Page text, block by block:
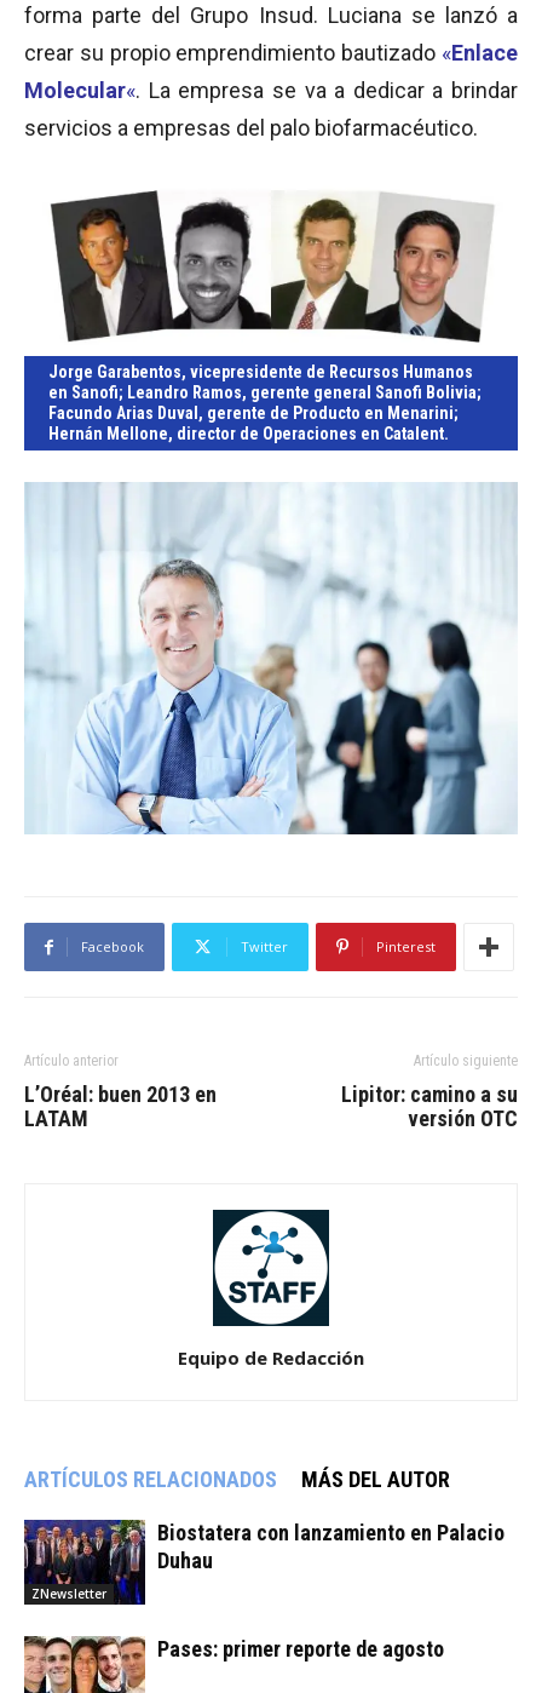
forma parte del Grupo Insud. Luciana se lanzó a
crear su propio emprendimiento bautizado «Enlace
Molecular«. La empresa se va a dedicar a brindar
servicios a empresas del palo biofarmacéutico.
Jorge Garabentos, vicepresidente de Recursos Humanos
en Sanofi; Leandro Ramos, gerente general Sanofi Bolivia;
Facundo Arias Duval , gerente de Producto en Menarini;
Hernán Mellone, director de Operaciones en Catalent.
Facebook Twitter Pinterest
Artículo anterior
L’Oréal: buen 2013 en
LATAM
Artículo siguiente
Lipitor: camino a su
versión OTC
Equipo de Redacción
ARTÍCULOS RELACIONADOS MÁS DEL AUTOR
ZNewsletter
Biostatera con lanzamiento en Palacio
Duhau
Pases: primer reporte de agosto